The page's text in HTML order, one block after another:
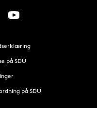
på SDU
på SDU